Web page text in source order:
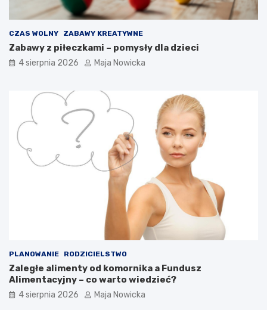
CZAS WOLNY ZABAWY KREATYWNE
Zabawy z piłeczkami – pomysły dla dzieci
4 sierpnia 2026 Maja Nowicka
PLANOWANIE RODZICIELSTWO
Zaległe alimenty od komornika a Fundusz
Alimentacyjny – co warto wiedzieć?
4 sierpnia 2026 Maja Nowicka